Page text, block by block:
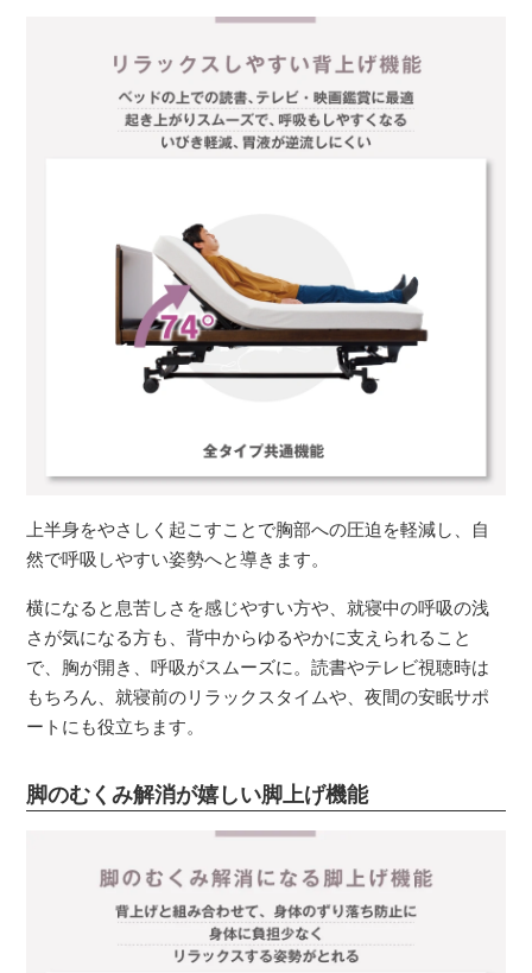
上半身をやさしく起こすことで胸部への圧迫を軽減し、自
然で呼吸しやすい姿勢へと導きます。
横になると息苦しさを感じやすい方や、就寝中の呼吸の浅
さが気になる方も、背中からゆるやかに支えられること
で、胸が開き、呼吸がスムーズに。読書やテレビ視聴時は
もちろん、就寝前のリラックスタイムや、夜間の安眠サポ
ートにも役立ちます。
脚のむくみ解消が嬉しい脚上げ機能